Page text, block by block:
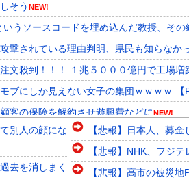
そう NEW!
うソースコードを埋め込んだ教授、その
撃されている理由判明、県民も知らなか
文殺到！！！ １兆５０００億円で工場増
ブにしか見えない女子の集団ｗｗｗｗ 【
客の保険を解約させ遊興費などにNEW!
が韓国人の海外就業先国家で1位に！」
ブリッドバッテリーを導入へ！最大
によるトマホーク巡航ミサイルの実射試
別人の顔にな
去を消しまく
【悲報】日本人、募
【悲報】NHK、フジ
【悲報】高市の被災